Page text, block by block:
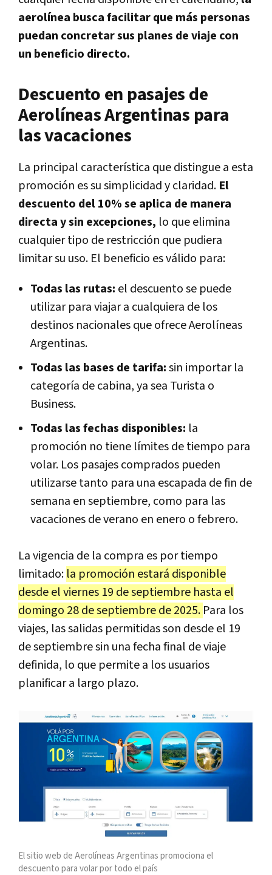
aerolínea busca facilitar que más personas
puedan concretar sus planes de viaje con
un beneficio directo.
Descuento en pasajes de
Aerolíneas Argentinas para
las vacaciones
La principal característica que distingue a esta
promoción es su simplicidad y claridad. El
descuento del 10% se aplica de manera
directa y sin excepciones, lo que elimina
cualquier tipo de restricción que pudiera
limitar su uso. El beneficio es válido para:
Todas las rutas: el descuento se puede
utilizar para viajar a cualquiera de los
destinos nacionales que ofrece Aerolíneas
Argentinas.
Todas las bases de tarifa:sin importar la
categoría de cabina, ya sea Turista o
Business.
Todas las fechas disponibles: la
promoción no tiene límites de tiempo para
volar. Los pasajes comprados pueden
utilizarse tanto para una escapada de fin de
semana en septiembre, como para las
vacaciones de verano en enero o febrero.
La vigencia de la compra es por tiempo
limitado: la promoción estará disponible
desde el viernes 19 de septiembre hasta el
domingo 28 de septiembre de 2025. Para los
viajes, las salidas permitidas son desde el 19
de septiembre sin una fecha final de viaje
definida, lo que permite a los usuarios
planificar a largo plazo.
El sitio web de Aerolíneas Argentinas promociona el
descuento para volar por todo el país